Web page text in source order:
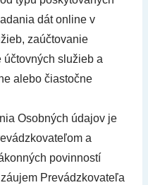
dát online v
zaúčtovanie
služieb a
alebo čiastočne
Osobných údajov je
a
povinností
Prevádzkovateľa